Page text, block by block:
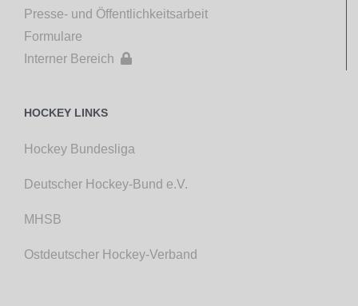
Presse- und Öffentlichkeitsarbeit
Formulare
Interner Bereich 
HOCKEY LINKS
Hockey Bundesliga
Deutscher Hockey-Bund e.V.
MHSB
Ostdeutscher Hockey-Verband